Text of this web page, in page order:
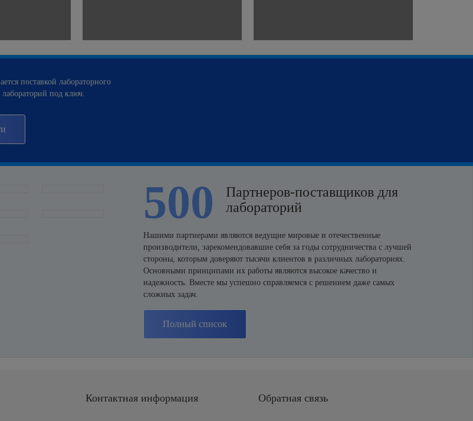
поставкой лабораторного
под ключ.
500
Партнеров-поставщиков для
лабораторий
Нашими партнерами являются ведущие мировые и отечественные
производители, зарекомендовавшие себя за годы сотрудничества с лучшей
стороны, которым доверяют тысячи клиентов в различных лабораториях.
Основными принципами их работы являются высокое качество и
надежность. Вместе мы успешно справляемся с решением даже самых
сложных задач.
Полный список
Контактная информация Обратная связь